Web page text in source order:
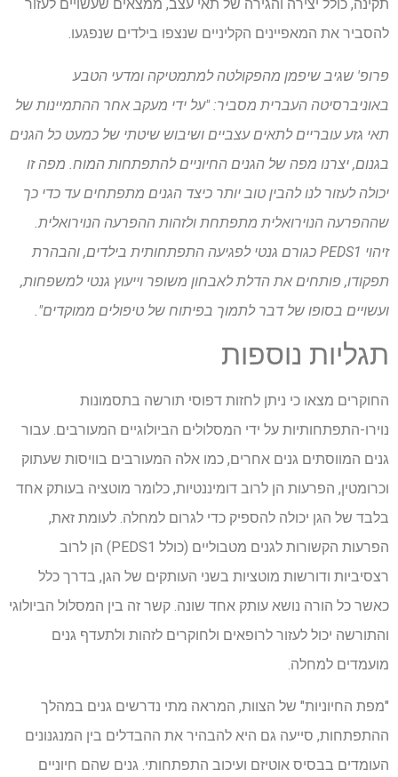
תקינה, כולל יצירה והגירה של תאי עצב, ממצאים שעשויים לעזור
להסביר את המאפיינים הקליניים שנצפו בילדים שנפגעו.
פרופ' שגיב שיפמן מהפקולטה למתמטיקה ומדעי הטבע
באוניברסיטה העברית מסביר: "על ידי מעקב אחר ההתמיינות של
תאי גזע עובריים לתאים עצביים ושיבוש שיטתי של כמעט כל הגנים
בגנום, יצרנו מפה של הגנים החיוניים להתפתחות המוח. מפה זו
יכולה לעזור לנו להבין טוב יותר כיצד הגנים מתפתחים עד כדי כך
שההפרעה הנוירואלית מתפתחת ולזהות ההפרעה הנוירואלית.
זיהוי PEDS1 כגורם גנטי לפגיעה התפתחותית בילדים, והבהרת
תפקודו, פותחים את הדלת לאבחון משופר וייעוץ גנטי למשפחות,
ועשויים בסופו של דבר לתמוך בפיתוח של טיפולים ממוקדים".
תגליות נוספות
החוקרים מצאו כי ניתן לחזות דפוסי תורשה בתסמונות
נוירו-התפתחותיות על ידי המסלולים הביולוגיים המעורבים. עבור
גנים המווסתים גנים אחרים, כמו אלה המעורבים בוויסות שעתוק
וכרומטין, הפרעות הן לרוב דומיננטיות, כלומר מוטציה בעותק אחד
בלבד של הגן יכולה להספיק כדי לגרום למחלה. לעומת זאת,
הפרעות הקשורות לגנים מטבוליים (כולל PEDS1) הן לרוב
רצסיביות ודורשות מוטציות בשני העותקים של הגן, בדרך כלל
כאשר כל הורה נושא עותק אחד שונה. קשר זה בין המסלול הביולוגי
והתורשה יכול לעזור לרופאים ולחוקרים לזהות ולתעדף גנים
מועמדים למחלה.
"מפת החיוניות" של הצוות, המראה מתי נדרשים גנים במהלך
ההתפתחות, סייעה גם היא להבהיר את ההבדלים בין המנגנונים
העומדים בבסיס אוטיזם ועיכוב התפתחותי. גנים שהם חיוניים